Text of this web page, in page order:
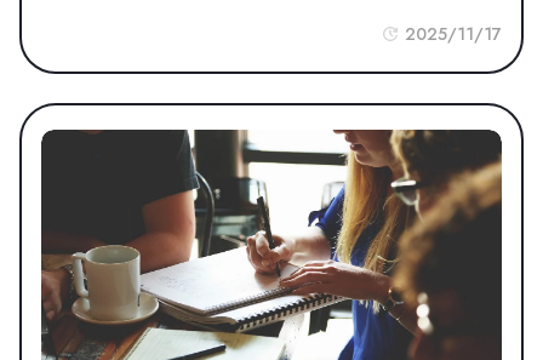
積もり比較サイトとは異なり、専門スタッフが案件を深く理解し
て最適な業者を選ぶ「完全人力サービス」です。 このマガジンで
先の選定ポイントやコスト削減のヒントなど、発注担当者が本当
に欲しい情報を分かりやすく解説しています。「外注先の選定で
失敗したくない」「自社に寄り添った確実な業者選びをしたい」
と悩むビジネスパーソンに、おすすめの情報バイブルです。 冠婚
葬祭関連メディア 公益社 引用：https://www.koekisha.co.jp/
「公益社」は、90年以上の歴史と年間1万件以上の実績を誇る葬
儀社です。最大の特徴は、厚生労働省認定の葬祭ディレクターら
専門スタッフによる、一切の妥協がない「トータルサポート」に
取り扱う通販サイトや、オリジナル制作に対応した専門会社が増
量発注まで、目的に合わせたサービスが見つかります。 自分に合
った選び方を。推し活グッズは「買う」も「作る」も楽しめる ア
クスタや缶バッジ、スマホケースなど、推し活を彩るグッズは
年々多様化しています。公式通販や同人グッズ、さらには自分で
つくるオリジナルグッズまで、その選択肢は本当にさまざまで
す。 手軽にそろえるなら【通販サイト】 欲しいグッズをすぐ手
に入れたいときは、EC（通販）サイトが便利です。公式グッズは
2025/11/17